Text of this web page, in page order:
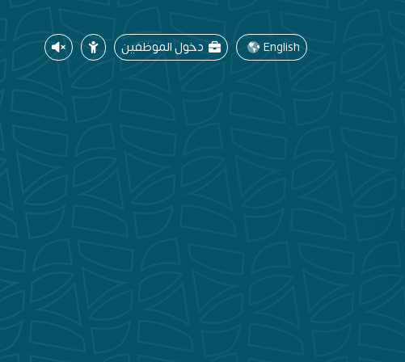
English دخول الموظفين